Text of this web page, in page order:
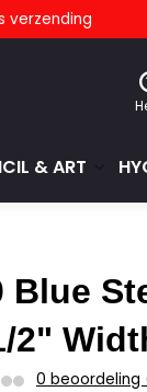
verzending
& ART
Blue
2"
0 beoordeling